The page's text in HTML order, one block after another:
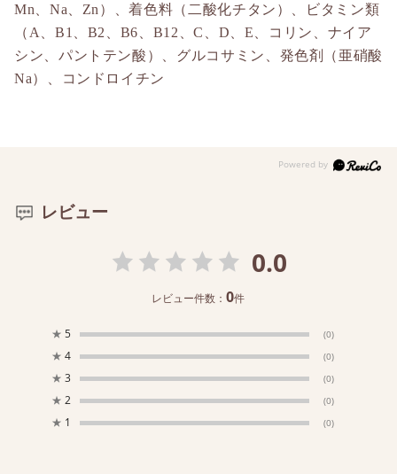
Mn、Na、Zn）、着色料（二酸化チタン）、ビタミン類
（A、B1、B2、B6、B12、C、D、E、コリン、ナイア
シン、パントテン酸）、グルコサミン、発色剤（亜硝酸
Na）、コンドロイチン
レビュー
0.0
レビュー件数：0件
★ 5 (0)
★ 4 (0)
★ 3 (0)
★ 2 (0)
★ 1 (0)